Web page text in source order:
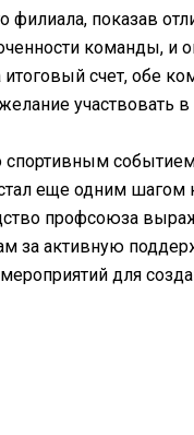
показав
команды, и
счет, обе
участвовать
спортивным
еще одним шагом
профсоюза
за активную
для